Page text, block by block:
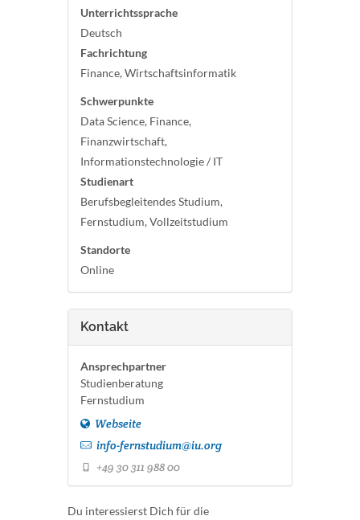
Unterrichtssprache
Deutsch
Fachrichtung
Finance, Wirtschaftsinformatik
Schwerpunkte
Data Science, Finance,
Finanzwirtschaft,
Informationstechnologie / IT
Studienart
Berufsbegleitendes Studium,
Fernstudium, Vollzeitstudium
Standorte
Online
Kontakt
Ansprechpartner
Studienberatung
Fernstudium
Webseite
info-fernstudium@iu.org
+49 30 311 988 00
Du interessierst Dich für die